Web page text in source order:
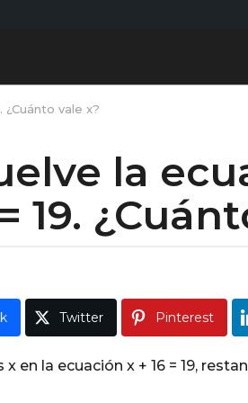
¿Cuánto vale x?
la
19.
Twitter Pinterest
en la ecuación x + 16 = 19,